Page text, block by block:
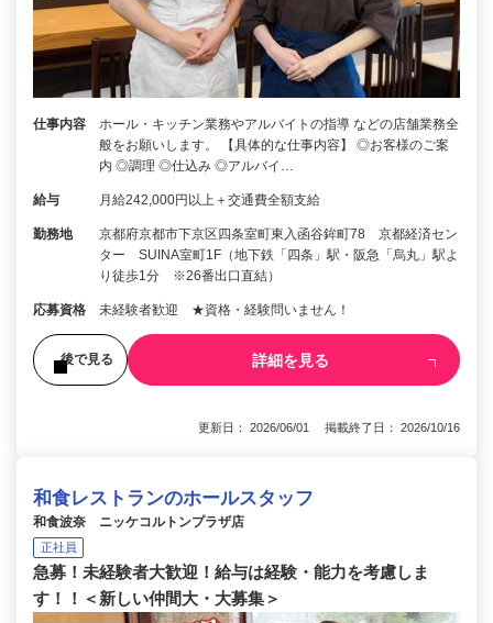
仕事内容
ホール・キッチン業務やアルバイトの指導 などの店舗業務全
般をお願いします。 【具体的な仕事内容】 ◎お客様のご案
内 ◎調理 ◎仕込み ◎アルバイ…
給与 月給242,000円以上＋交通費全額支給
勤務地
京都府京都市下京区四条室町東入函谷鉾町78 京都経済セン
ター SUINA室町1F（地下鉄「四条」駅・阪急「烏丸」駅よ
り徒歩1分 ※26番出口直結）
応募資格 未経験者歓迎 ★資格・経験問いません！
後で見る 詳細を見る
更新日： 2026/06/01 掲載終了日： 2026/10/16
和食レストランのホールスタッフ
和食波奈 ニッケコルトンプラザ店
正社員
急募！未経験者大歓迎！給与は経験・能力を考慮しま
す！！＜新しい仲間大・大募集＞